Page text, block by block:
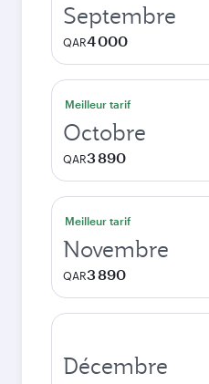
Septembre
QAR4 000
Meilleur tarif
Octobre
QAR3 890
Meilleur tarif
Novembre
QAR3 890
Décembre